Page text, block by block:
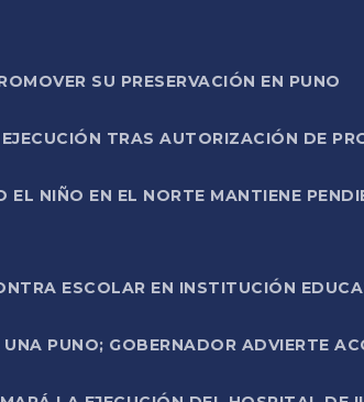
SU PRESERVACIÓN EN PUNO
TRAS AUTORIZACIÓN DE
NIÑO EN EL NORTE MANTIENE
ESCOLAR EN INSTITUCIÓN
PUNO; GOBERNADOR ADVIERTE